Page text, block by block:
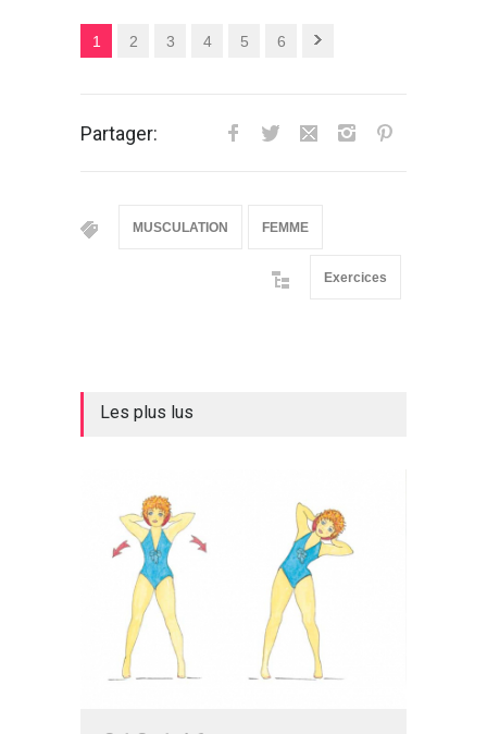
1 2 3 4 5 6
Partager:
MUSCULATION FEMME
Exercices
Les plus lus